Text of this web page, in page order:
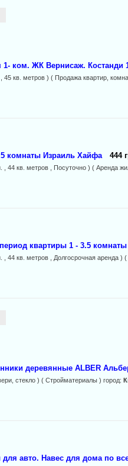
1- ком. ЖК Вернисаж. Костанди
45 кв. метров ) ( Продажа квартир,
комнаты Израиль Хайфа 444
, 44 кв. метров , Посуточно ) ( Аренда
квартиры 1 - 3.5
, 44 кв. метров , Долгосрочная аренда
деревянные ALBER
стекло ) ( Стройматериалы ) город:
для авто. Навес для дома по